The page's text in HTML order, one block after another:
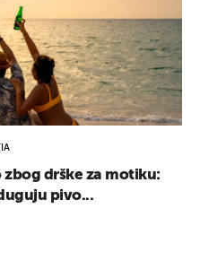
zbog drške za motiku:
pivo...